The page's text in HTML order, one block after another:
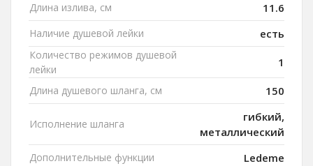
Длина излива, см 11.6
Наличие душевой лейки есть
Количество режимов душевой
лейки
1
Длина душевого шланга, см 150
Исполнение шланга
гибкий,
металлический
Дополнительные функции Ledeme